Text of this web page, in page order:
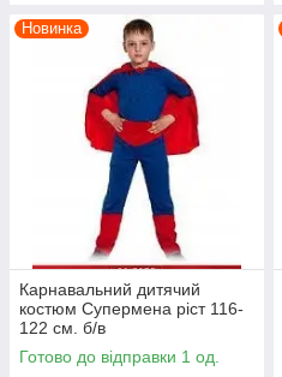
Новинка
Карнавальний дитячий
костюм Супермена ріст 116-
122 см. б/в
Готово до відправки 1 од.